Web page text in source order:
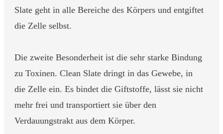
Slate geht in alle Bereiche des Körpers und entgiftet
die Zelle selbst.
Die zweite Besonderheit ist die sehr starke Bindung
zu Toxinen. Clean Slate dringt in das Gewebe, in
die Zelle ein. Es bindet die Giftstoffe, lässt sie nicht
mehr frei und transportiert sie über den
Verdauungstrakt aus dem Körper.